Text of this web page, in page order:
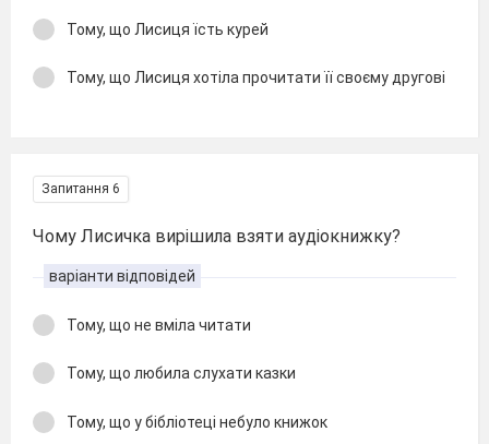
Тому, що Лисиця їсть курей
Тому, що Лисиця хотіла прочитати її своєму другові
Запитання 6
Чому Лисичка вирішила взяти аудіокнижку?
варіанти відповідей
Тому, що не вміла читати
Тому, що любила слухати казки
Тому, що у бібліотеці небуло книжок